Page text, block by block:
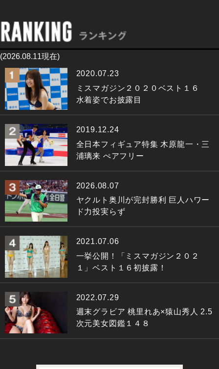
(2026.08.11現在)
2020.07.23
ミスマガジン２０２０ベスト１６
水着姿でお披露目
2019.12.24
全日本フィギュア特集 木原龍一・三
浦璃来 ぺアフリー
2026.08.07
ヤクルト奥川が完封勝利 巨人ハワー
ド力投実らず
2021.07.06
一挙公開！「ミスマガジン２０２
１」ベスト１６初披露！
2022.07.29
週末グラビア 桃里れあ×猿山秀人 2.5
次元美女図鑑１４８